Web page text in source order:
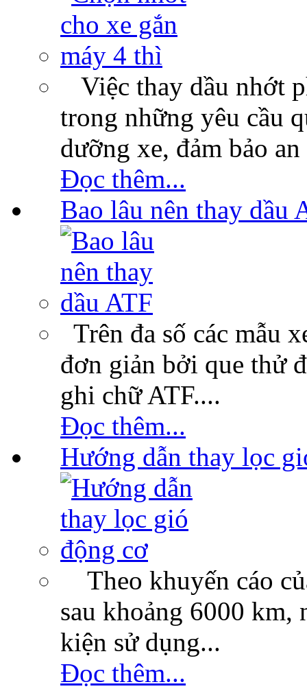
Việc thay dầu nhớt
trong những yêu cầu
dưỡng xe, đảm bảo
Đọc thêm...
Bao lâu nên thay dầu
Trên đa số các mẫu
đơn giản bởi que thử
ghi chữ ATF....
Đọc thêm...
Hướng dẫn thay lọc
Theo khuyến cáo
sau khoảng 6000 km,
kiện sử dụng...
Đọc thêm...